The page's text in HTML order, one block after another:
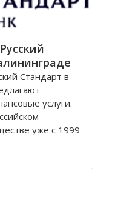
Стандарт в
услуги.
уже с 1999
является